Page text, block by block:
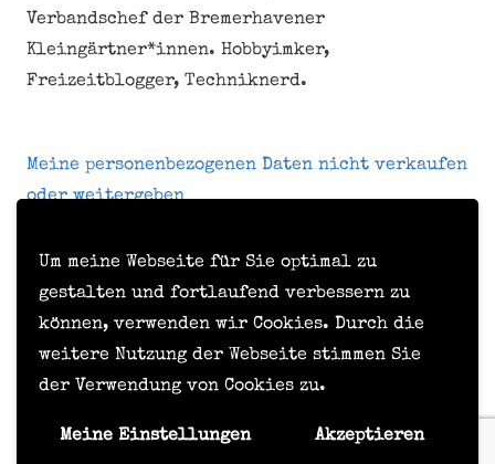
Um meine Webseite für Sie optimal zu
gestalten und fortlaufend verbessern zu
können, verwenden wir Cookies. Durch die
weitere Nutzung der Webseite stimmen Sie
der Verwendung von Cookies zu.
Meine Einstellungen Akzeptieren
Verbandschef der Bremerhavener
Kleingärtner*innen. Hobbyimker,
Freizeitblogger, Techniknerd.
Meine personenbezogenen Daten nicht verkaufen
oder weitergeben
Impressum